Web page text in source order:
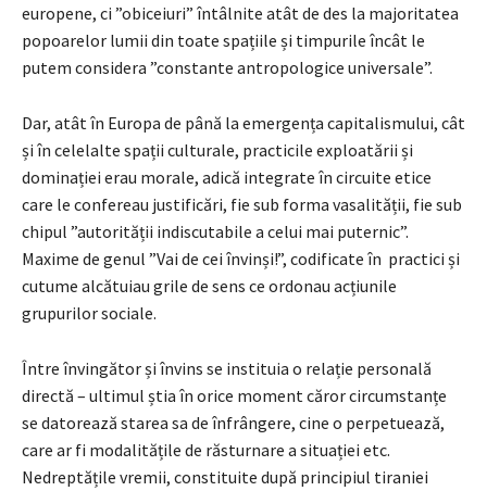
europene, ci ”obiceiuri” întâlnite atât de des la majoritatea
popoarelor lumii din toate spațiile și timpurile încât le
putem considera ”constante antropologice universale”.
Dar, atât în Europa de până la emergența capitalismului, cât
și în celelalte spații culturale, practicile exploatării și
dominației erau morale, adică integrate în circuite etice
care le confereau justificări, fie sub forma vasalității, fie sub
chipul ”autorității indiscutabile a celui mai puternic”.
Maxime de genul ”Vai de cei învinși!”, codificate în practici și
cutume alcătuiau grile de sens ce ordonau acțiunile
grupurilor sociale.
Între învingător și învins se instituia o relație personală
directă – ultimul știa în orice moment căror circumstanțe
se datorează starea sa de înfrângere, cine o perpetuează,
care ar fi modalitățile de răsturnare a situației etc.
Nedreptățile vremii, constituite după principiul tiraniei